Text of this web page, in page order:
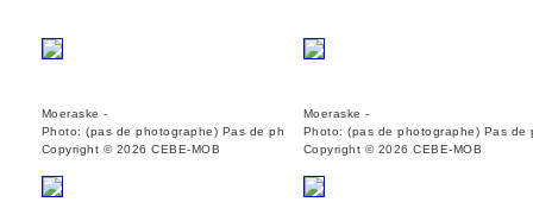
Moeraske -
Photo: (pas de photographe) Pas de ph
Copyright © 2026 CEBE-MOB
Moeraske -
Photo: (pas de photographe) Pas de
Copyright © 2026 CEBE-MOB